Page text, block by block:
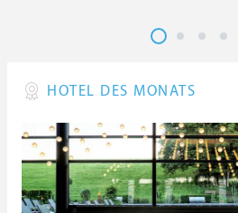
HOTEL DES MONATS